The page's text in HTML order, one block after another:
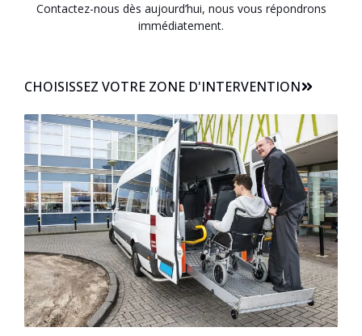
Contactez-nous dès aujourd’hui, nous vous répondrons
immédiatement.
CHOISISSEZ VOTRE ZONE D'INTERVENTION